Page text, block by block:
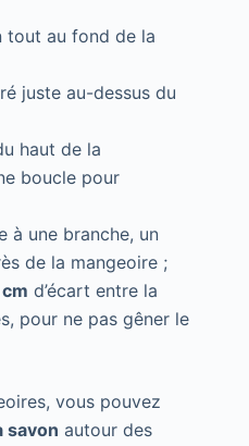
tout au fond de la
juste au-dessus du
haut de la
boucle pour
à une branche, un
de la mangeoire ;
d’écart entre la
pour ne pas gêner le
vous pouvez
savon autour des